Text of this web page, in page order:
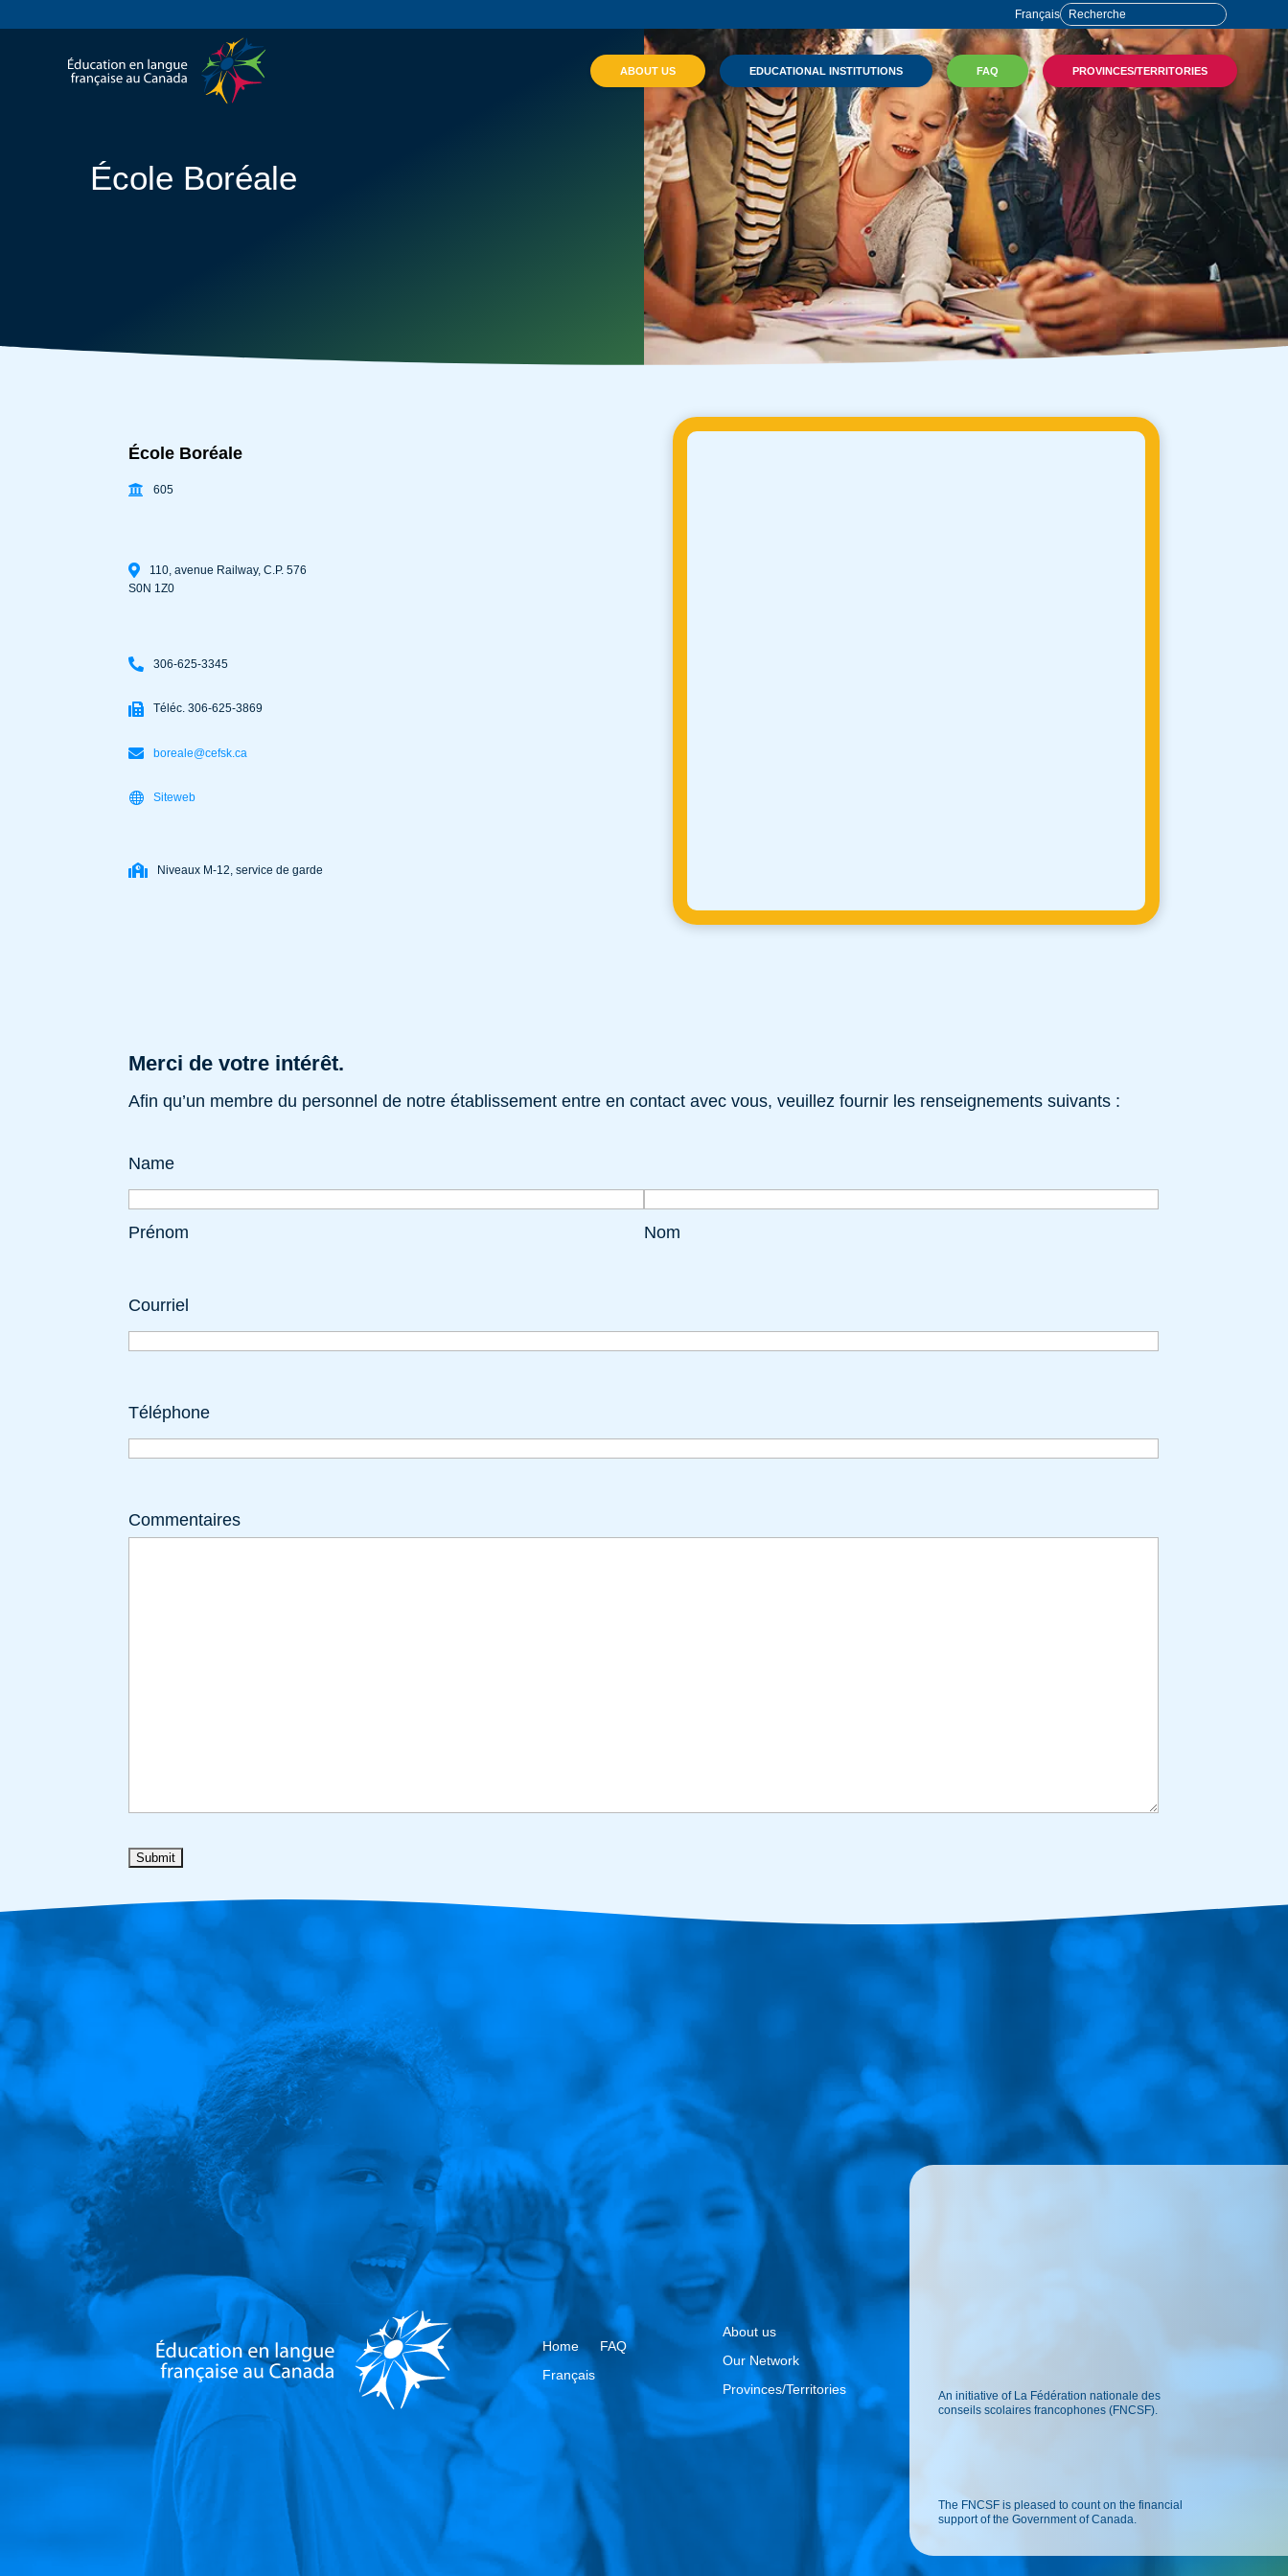
Français
ABOUT US EDUCATIONAL INSTITUTIONS FAQ PROVINCES/TERRITORIES
École Boréale
École Boréale
605
110, avenue Railway, C.P. 576
S0N 1Z0
306-625-3345
Téléc. 306-625-3869
boreale@cefsk.ca
Siteweb
Niveaux M-12, service de garde
Merci de votre intérêt.
Afin qu’un membre du personnel de notre établissement entre en contact avec vous, veuillez fournir les renseignements suivants :
Name
Prénom Nom
Courriel
Téléphone
Commentaires
Home
FAQ
Français
About us
Our Network
Provinces/Territories
An initiative of La Fédération nationale des
conseils scolaires francophones (FNCSF).
The FNCSF is pleased to count on the financial
support of the Government of Canada.